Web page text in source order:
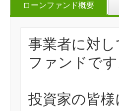
ローンファンド概要
事業者に対
ファンドです
投資家の皆